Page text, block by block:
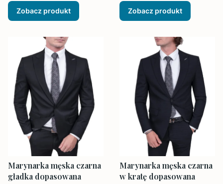
Zobacz produkt Zobacz produkt
Marynarka męska czarna
gładka dopasowana
Marynarka męska czarna
w kratę dopasowana